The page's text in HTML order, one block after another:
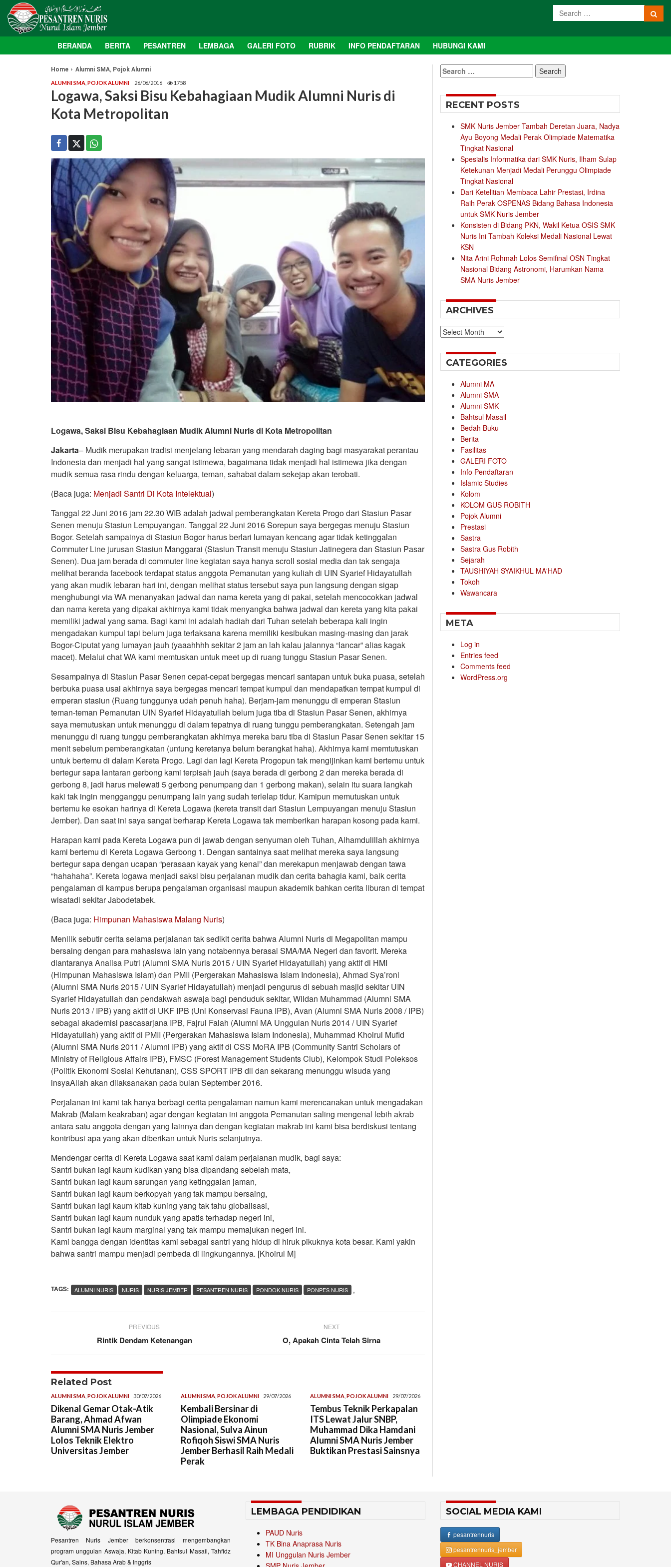
BERANDA BERITA PESANTREN LEMBAGA GALERI FOTO RUBRIK INFO PENDAFTARAN HUBUNGI KAMI
Home Alumni SMA, Pojok Alumni
ALUMNI SMA POJOK ALUMNI 26/06/2016 1758
Logawa, Saksi Bisu Kebahagiaan Mudik Alumni Nuris di
Kota Metropolitan
Logawa, Saksi Bisu Kebahagiaan Mudik Alumni Nuris di Kota Metropolitan
Jakarta– Mudik merupakan tradisi menjelang lebaran yang mendarah daging bagi masyarakat perantau
Indonesia dan menjadi hal yang sangat istimewa, bagaimana tidak menjadi hal istimewa jika dengan
mudik semua rasa rindu dengan keluarga, teman, sahabat dalam sekejap akan terobati.
(Baca juga: Menjadi Santri Di Kota Intelektual)
Tanggal 22 Juni 2016 jam 22.30 WIB adalah jadwal pemberangkatan Kereta Progo dari Stasiun Pasar
Senen menuju Stasiun Lempuyangan. Tanggal 22 Juni 2016 Sorepun saya bergegas menuju Stasiun
Bogor. Setelah sampainya di Stasiun Bogor harus berlari lumayan kencang agar tidak ketinggalan
Commuter Line jurusan Stasiun Manggarai (Stasiun Transit menuju Stasiun Jatinegera dan Stasiun Pasar
Senen). Dua jam berada di commuter line kegiatan saya hanya scroll sosial media dan tak sengaja
melihat beranda facebook terdapat status anggota Pemanutan yang kuliah di UIN Syarief Hidayatullah
yang akan mudik lebaran hari ini, dengan melihat status tersebut saya pun langsung dengan sigap
menghubungi via WA menanyakan jadwal dan nama kereta yang di pakai, setelah mencocokkan jadwal
dan nama kereta yang dipakai akhirnya kami tidak menyangka bahwa jadwal dan kereta yang kita pakai
memiliki jadwal yang sama. Bagi kami ini adalah hadiah dari Tuhan setelah beberapa kali ingin
mengadakan kumpul tapi belum juga terlaksana karena memiliki kesibukan masing-masing dan jarak
Bogor-Ciputat yang lumayan jauh (yaaahhhh sekitar 2 jam an lah kalau jalannya “lancar” alias kagak
macet). Melalui chat WA kami memtuskan untuk meet up di ruang tunggu Stasiun Pasar Senen.
Sesampainya di Stasiun Pasar Senen cepat-cepat bergegas mencari santapan untuk buka puasa, setelah
berbuka puasa usai akhirnya saya bergegas mencari tempat kumpul dan mendapatkan tempat kumpul di
emperan stasiun (Ruang tunggunya udah penuh haha). Berjam-jam menunggu di emperan Stasiun
teman-teman Pemanutan UIN Syarief Hidayatullah belum juga tiba di Stasiun Pasar Senen, akhirnya
saya memutuskan untuk menunggu di dalam tepatnya di ruang tunggu pemberangkatan. Setengah jam
menunggu di ruang tunggu pemberangkatan akhirnya mereka baru tiba di Stasiun Pasar Senen sekitar 15
menit sebelum pemberangkatan (untung keretanya belum berangkat haha). Akhirnya kami memtutuskan
untuk bertemu di dalam Kereta Progo. Lagi dan lagi Kereta Progopun tak mengijinkan kami bertemu untuk
bertegur sapa lantaran gerbong kami terpisah jauh (saya berada di gerbong 2 dan mereka berada di
gerbong 8, jadi harus melewati 5 gerbong penumpang dan 1 gerbong makan), selain itu suara langkah
kaki tak ingin mengganggu penumpang lain yang sudah terlelap tidur. Kamipun memutuskan untuk
bertemu ke esokan harinya di Kereta Logawa (kereta transit dari Stasiun Lempuyangan menuju Stasiun
Jember). Dan saat ini saya sangat berharap Kereta Logawa tak memberikan harapan kosong pada kami.
Harapan kami pada Kereta Logawa pun di jawab dengan senyuman oleh Tuhan, Alhamdulillah akhirnya
kami bertemu di Kereta Logawa Gerbong 1. Dengan santainya saat melihat mereka saya langsung
bertegur sapa dengan ucapan “perasaan kayak yang kenal” dan merekapun menjawab dengan tawa
“hahahaha”. Kereta logawa menjadi saksi bisu perjalanan mudik dan cerita bahagia kami, baik cerita
pengalaman di kampus berupa pengalaman organisasi maupun akademik bahkan cerita liburan di tempat
wisatadi sekitar Jabodetabek.
(Baca juga: Himpunan Mahasiswa Malang Nuris)
Menilik sebutir cerita selama perjalanan tak sedikit cerita bahwa Alumni Nuris di Megapolitan mampu
bersaing dengan para mahasiswa lain yang notabennya berasal SMA/MA Negeri dan favorit. Mereka
diantaranya Analisa Putri (Alumni SMA Nuris 2015 / UIN Syarief Hidayatullah) yang aktif di HMI
(Himpunan Mahasiswa Islam) dan PMII (Pergerakan Mahasiswa Islam Indonesia), Ahmad Sya’roni
(Alumni SMA Nuris 2015 / UIN Syarief Hidayatullah) menjadi pengurus di sebuah masjid sekitar UIN
Syarief Hidayatullah dan pendakwah aswaja bagi penduduk sekitar, Wildan Muhammad (Alumni SMA
Nuris 2013 / IPB) yang aktif di UKF IPB (Uni Konservasi Fauna IPB), Avan (Alumni SMA Nuris 2008 / IPB)
sebagai akademisi pascasarjana IPB, Fajrul Falah (Alumni MA Unggulan Nuris 2014 / UIN Syarief
Hidayatullah) yang aktif di PMII (Pergerakan Mahasiswa Islam Indonesia), Muhammad Khoirul Mufid
(Alumni SMA Nuris 2011 / Alumni IPB) yang aktif di CSS MoRA IPB (Community Santri Scholars of
Ministry of Religious Affairs IPB), FMSC (Forest Management Students Club), Kelompok Studi Poleksos
(Politik Ekonomi Sosial Kehutanan), CSS SPORT IPB dll dan sekarang menunggu wisuda yang
insyaAllah akan dilaksanakan pada bulan September 2016.
Perjalanan ini kami tak hanya berbagi cerita pengalaman namun kami merencanakan untuk mengadakan
Makrab (Malam keakraban) agar dengan kegiatan ini anggota Pemanutan saling mengenal lebih akrab
antara satu anggota dengan yang lainnya dan dengan kegiatan makrab ini kami bisa berdiskusi tentang
kontribusi apa yang akan diberikan untuk Nuris selanjutnya.
Mendengar cerita di Kereta Logawa saat kami dalam perjalanan mudik, bagi saya:
Santri bukan lagi kaum kudikan yang bisa dipandang sebelah mata,
Santri bukan lagi kaum sarungan yang ketinggalan jaman,
Santri bukan lagi kaum berkopyah yang tak mampu bersaing,
Santri bukan lagi kaum kitab kuning yang tak tahu globalisasi,
Santri bukan lagi kaum nunduk yang apatis terhadap negeri ini,
Santri bukan lagi kaum marginal yang tak mampu memajukan negeri ini.
Kami bangga dengan identitas kami sebagai santri yang hidup di hiruk pikuknya kota besar. Kami yakin
bahwa santri mampu menjadi pembeda di lingkungannya. [Khoirul M]
TAGS: ,
ALUMNI NURIS NURIS NURIS JEMBER PESANTREN NURIS PONDOK NURIS PONPES NURIS
PREVIOUS
Rintik Dendam Ketenangan
NEXT
O, Apakah Cinta Telah Sirna
Related Post
ALUMNI SMA POJOK ALUMNI 30/07/2026
Dikenal Gemar Otak-Atik
Barang, Ahmad Afwan
Alumni SMA Nuris Jember
Lolos Teknik Elektro
Universitas Jember
ALUMNI SMA, POJOK ALUMNI 29/07/2026
Kembali Bersinar di
Olimpiade Ekonomi
Nasional, Sulva Ainun
Rofiqoh Siswi SMA Nuris
Jember Berhasil Raih Medali
Perak
ALUMNI SMA ,POJOK ALUMNI 29/07/2026
Tembus Teknik Perkapalan
ITS Lewat Jalur SNBP,
Muhammad Dika Hamdani
Alumni SMA Nuris Jember
Buktikan Prestasi Sainsnya
Search
for:
RECENT POSTS
SMK Nuris Jember Tambah Deretan Juara, Nadya
Ayu Boyong Medali Perak Olimpiade Matematika
Tingkat Nasional
Spesialis Informatika dari SMK Nuris, Ilham Sulap
Ketekunan Menjadi Medali Perunggu Olimpiade
Tingkat Nasional
Dari Ketelitian Membaca Lahir Prestasi, Irdina
Raih Perak OSPENAS Bidang Bahasa Indonesia
untuk SMK Nuris Jember
Konsisten di Bidang PKN, Wakil Ketua OSIS SMK
Nuris Ini Tambah Koleksi Medali Nasional Lewat
KSN
Nita Arini Rohmah Lolos Semifinal OSN Tingkat
Nasional Bidang Astronomi, Harumkan Nama
SMA Nuris Jember
ARCHIVES
Archives
CATEGORIES
Alumni MA
Alumni SMA
Alumni SMK
Bahtsul Masail
Bedah Buku
Berita
Fasilitas
GALERI FOTO
Info Pendaftaran
Islamic Studies
Kolom
KOLOM GUS ROBITH
Pojok Alumni
Prestasi
Sastra
Sastra Gus Robith
Sejarah
TAUSHIYAH SYAIKHUL MA'HAD
Tokoh
Wawancara
META
Log in
Entries feed
Comments feed
WordPress.org
Pesantren Nuris Jember berkonsentrasi mengembangkan
program unggulan Aswaja, Kitab Kuning, Bahtsul Masail, Tahfidz
Qur'an, Sains, Bahasa Arab & Inggris
LEMBAGA PENDIDIKAN
PAUD Nuris
TK Bina Anaprasa Nuris
MI Unggulan Nuris Jember
SOCIAL MEDIA KAMI
pesantrennuris
pesantrennuris_jember
CHANNEL NURIS